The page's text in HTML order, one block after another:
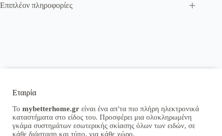
Επιπλέον πληροφορίες
Εταιρία
Το mybetterhome.gr είναι ένα απ'τα πιο πλήρη ηλεκτρονικά
καταστήματα στο είδος του. Προσφέρει μια ολοκληρωμένη
γκάμα συστημάτων εσωτερικής σκίασης όλων των ειδών, σε
κάθε διάσταση και τύπο, για κάθε χώρο.